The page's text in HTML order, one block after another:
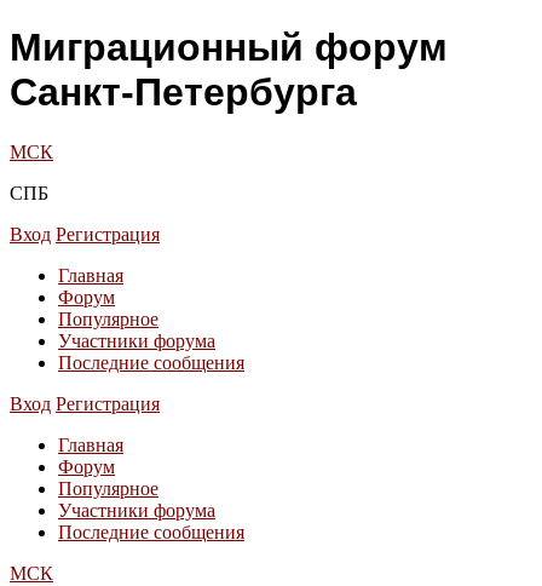
Миграционный форум
Санкт-Петербурга
МСК
СПБ
Вход Регистрация
Главная
Форум
Популярное
Участники форума
Последние сообщения
Вход Регистрация
Главная
Форум
Популярное
Участники форума
Последние сообщения
МСК